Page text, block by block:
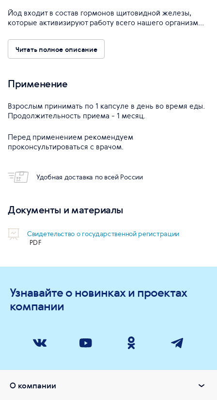
Йод входит в состав гормонов щитовидной железы,
которые активизируют работу всего нашего организм...
Читать полное описание
Применение
Взрослым принимать по 1 капсуле в день во время еды.
Продолжительность приема - 1 месяц.
Перед применением рекомендуем
проконсультироваться с врачом.
Удобная доставка по всей России
Документы и материалы
Свидетельство о государственной регистрации
Узнавайте о новинках и проектах
компании
О компании